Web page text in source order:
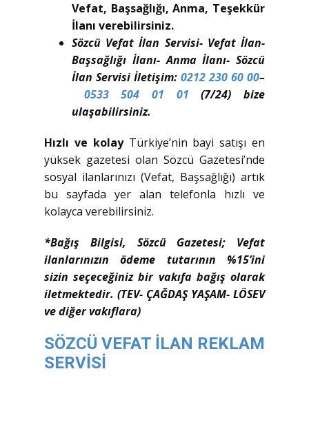
Vefat, Başsağlığı, Anma, Teşekkür
İlanı verebilirsiniz.
Sözcü Vefat İlan Servisi- Vefat İlan-
Başsağlığı İlanı- Anma İlanı- Sözcü
İlan Servisi İletişim: 0212 230 60 00–
0533 504 01 01 (7/24) bize
ulaşabilirsiniz.
Hızlı ve kolayTürkiye’nin bayi satışı en
yüksek gazetesi olan Sözcü Gazetesi’nde
sosyal ilanlarınızı (Vefat, Başsağlığı) artık
bu sayfada yer alan telefonla hızlı ve
kolayca verebilirsiniz.
*Bağış Bilgisi, Sözcü Gazetesi; Vefat
ilanlarınızın ödeme tutarının %15’ini
sizin seçeceğiniz bir vakıfa bağış olarak
iletmektedir. (TEV- ÇAĞDAŞ YAŞAM- LÖSEV
ve diğer vakıflara)
SÖZCÜ VEFAT İLAN REKLAM
SERVİSİ